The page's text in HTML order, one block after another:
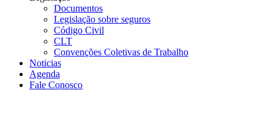
Documentos
Legislação sobre seguros
Código Civil
CLT
Convenções Coletivas de Trabalho
Noticias
Agenda
Fale Conosco